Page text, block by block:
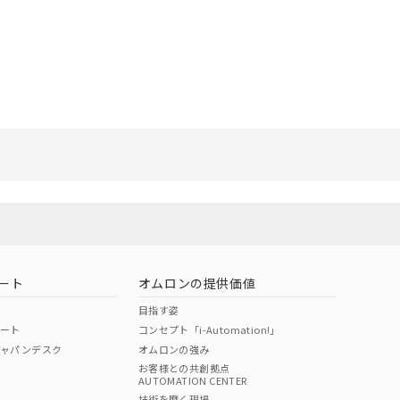
ト
ト
パンデスク
オムロンの提供価値
目指す姿
コンセプト「i-Automation!」
オムロンの強み
お客様との共創拠点
AUTOMATION CENTER